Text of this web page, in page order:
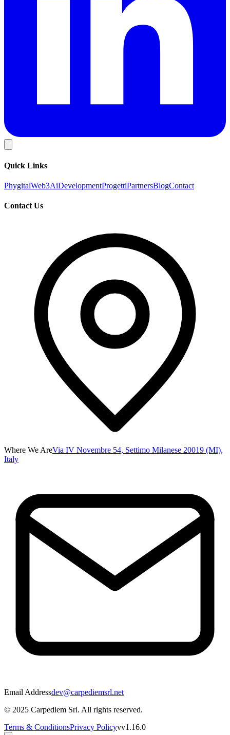
Quick Links
PhygitalWeb3AiDevelopmentProgettiPartnersBlogContact
Contact Us
Where We AreVia IV Novembre 54, Settimo Milanese 20019 (MI),
Italy
Email Addressdev@carpediemsrl.net
© 2025 Carpediem Srl. All rights reserved.
Terms & ConditionsPrivacy Policyvv1.16.0